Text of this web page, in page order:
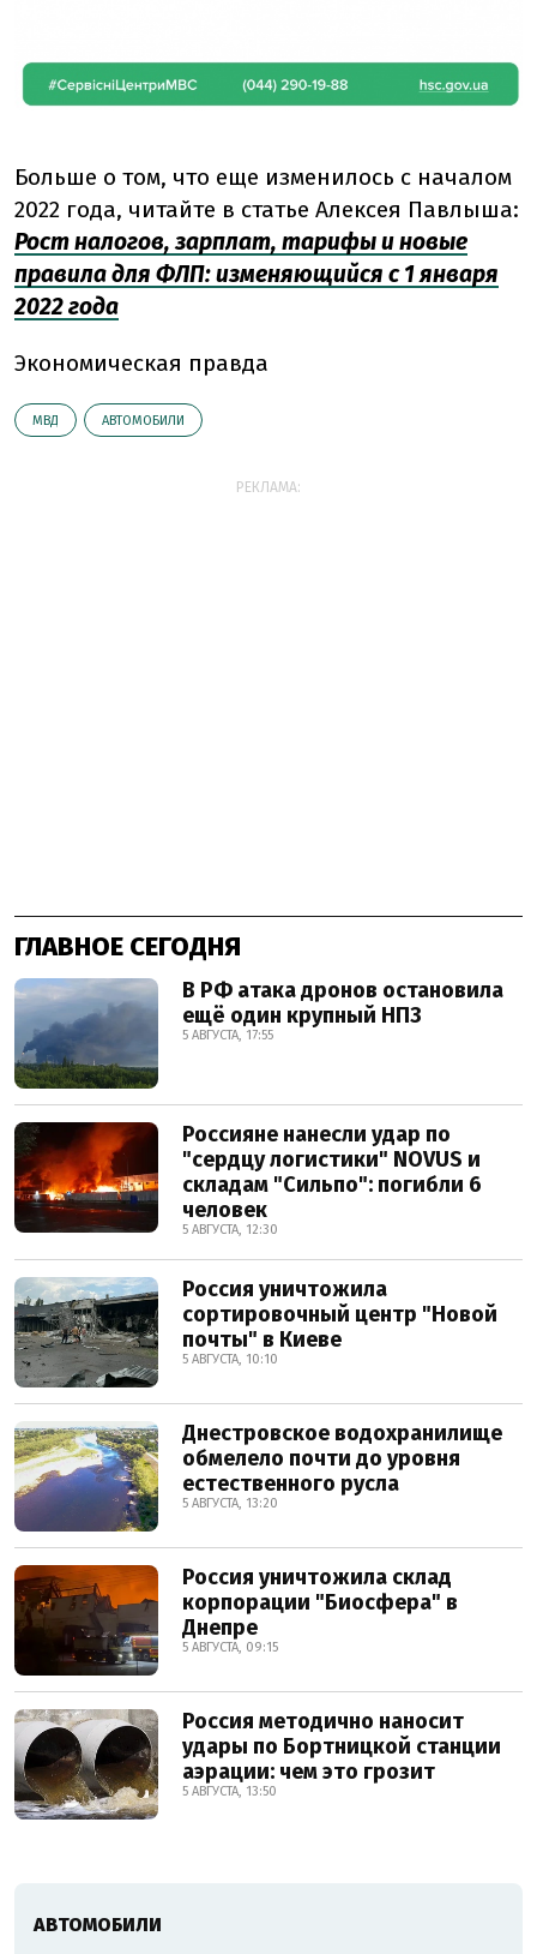
Больше о том, что еще изменилось с началом
2022 года, читайте в статье Алексея Павлыша:
Рост налогов, зарплат, тарифы и новые
правила для ФЛП: изменяющийся с 1 января
2022 года
Экономическая правда
МВД АВТОМОБИЛИ
РЕКЛАМА:
ГЛАВНОЕ СЕГОДНЯ
В РФ атака дронов остановила
ещё один крупный НПЗ
5 АВГУСТА, 17:55
Россияне нанесли удар по
"сердцу логистики" NOVUS и
складам "Сильпо": погибли 6
человек
5 АВГУСТА, 12:30
Россия уничтожила
сортировочный центр "Новой
почты" в Киеве
5 АВГУСТА, 10:10
Днестровское водохранилище
обмелело почти до уровня
естественного русла
5 АВГУСТА, 13:20
Россия уничтожила склад
корпорации "Биосфера" в
Днепре
5 АВГУСТА, 09:15
Россия методично наносит
удары по Бортницкой станции
аэрации: чем это грозит
5 АВГУСТА, 13:50
АВТОМОБИЛИ